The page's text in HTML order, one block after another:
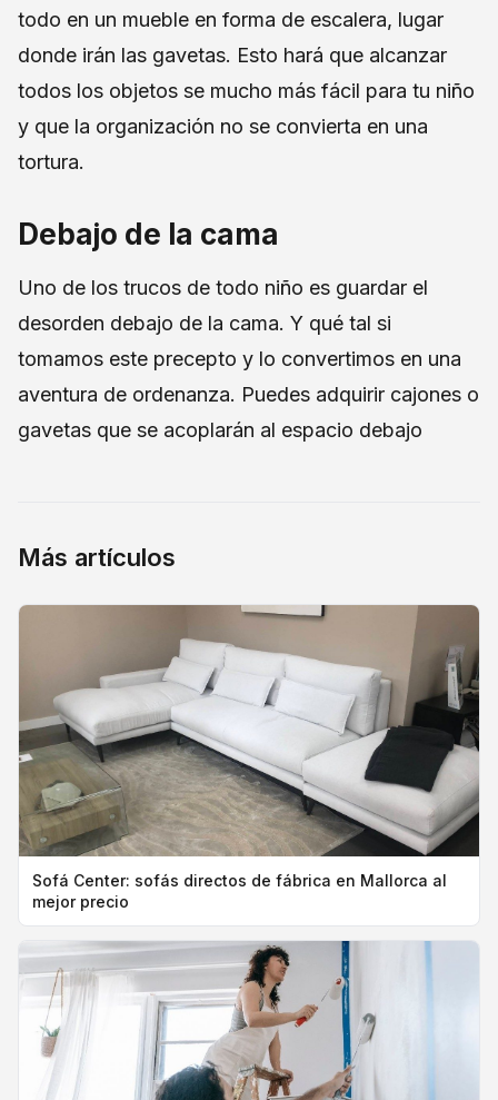
todo en un mueble en forma de escalera, lugar
donde irán las gavetas. Esto hará que alcanzar
todos los objetos se mucho más fácil para tu niño
y que la organización no se convierta en una
tortura.
Debajo de la cama
Uno de los trucos de todo niño es guardar el
desorden debajo de la cama. Y qué tal si
tomamos este precepto y lo convertimos en una
aventura de ordenanza. Puedes adquirir cajones o
gavetas que se acoplarán al espacio debajo
Más artículos
Sofá Center: sofás directos de fábrica en Mallorca al
mejor precio